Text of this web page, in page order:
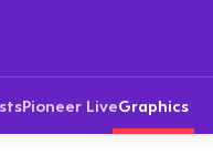
Pioneer LiveGraphics